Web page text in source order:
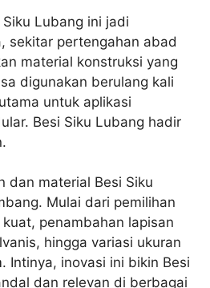
Lubang ini jadi
sekitar pertengahan abad
material konstruksi yang
digunakan berulang kali
untuk aplikasi
Besi Siku Lubang hadir
dan material Besi Siku
Mulai dari pemilihan
penambahan lapisan
hingga variasi ukuran
Intinya, inovasi ini bikin Besi
dan relevan di berbagai